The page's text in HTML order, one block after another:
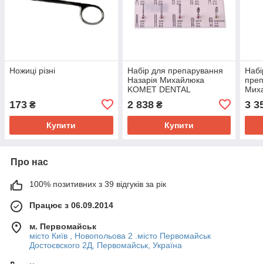
Ножиці різні
173 ₴
Купити
Набір для препарування
Назарія Михайлюка
KOMET DENTAL
2 838₴
Купити
3
Про нас
100% позитивних з 39 відгуків за рік
Працює з 06.09.2014
м. Первомайськ
місто Київ , Новопольова 2 .місто Первомайськ
Достоєвского 2Д, Первомайськ, Україна